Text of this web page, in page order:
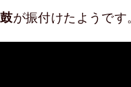
が振付けたようです。